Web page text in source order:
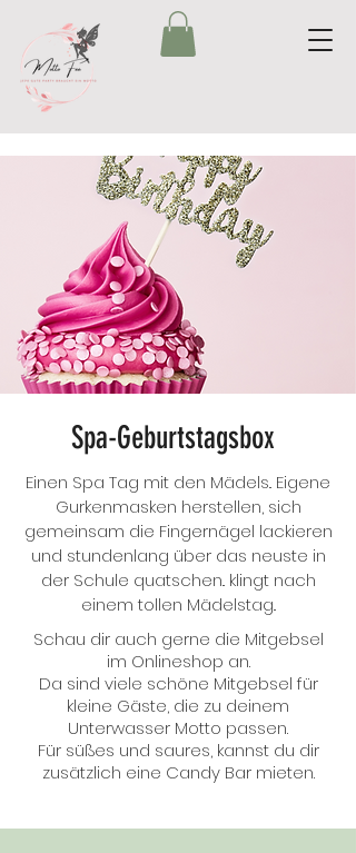
Spa-Geburtstagsbox
Einen Spa Tag mit den Mädels.. Eigene
Gurkenmasken herstellen, sich
gemeinsam die Fingernägel lackieren
und stundenlang über das neuste in
der Schule quatschen.. klingt nach
einem tollen Mädelstag..
Schau dir auch gerne die Mitgebsel
im Onlineshop an.
Da sind viele schöne Mitgebsel für
kleine Gäste, die zu deinem
Unterwasser Motto passen.
Für süßes und saures, kannst du dir
zusätzlich eine Candy Bar mieten.